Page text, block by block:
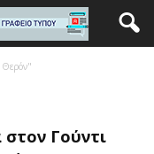
Θερόν"
Γούντι